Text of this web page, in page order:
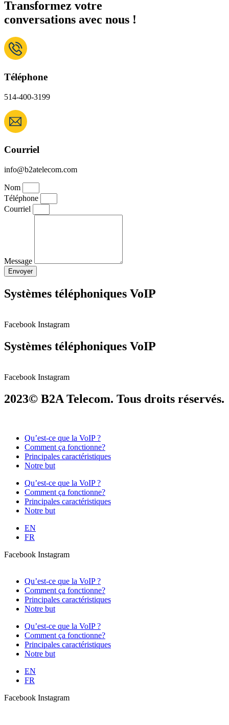
Transformez votre
conversations avec nous !
Téléphone
514-400-3199
Courriel
info@b2atelecom.com
Nom
Téléphone
Courriel
Message
Envoyer
Systèmes téléphoniques VoIP
Facebook Instagram
Systèmes téléphoniques VoIP
Facebook Instagram
2023© B2A Telecom. Tous droits réservés.
Qu’est-ce que la VoIP ?
Comment ça fonctionne?
Principales caractéristiques
Notre but
Qu’est-ce que la VoIP ?
Comment ça fonctionne?
Principales caractéristiques
Notre but
EN
FR
Facebook Instagram
Qu’est-ce que la VoIP ?
Comment ça fonctionne?
Principales caractéristiques
Notre but
Qu’est-ce que la VoIP ?
Comment ça fonctionne?
Principales caractéristiques
Notre but
EN
FR
Facebook Instagram